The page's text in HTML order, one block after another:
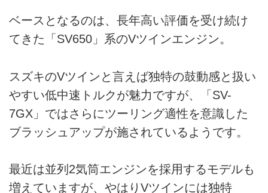
ベースとなるのは、長年高い評価を受け続け
てきた「SV650」系のVツインエンジン。
スズキのVツインと言えば独特の鼓動感と扱い
やすい低中速トルクが魅力ですが、「SV-
7GX」ではさらにツーリング適性を意識した
ブラッシュアップが施されているようです。
最近は並列2気筒エンジンを採用するモデルも
増えていますが、やはりVツインには独特